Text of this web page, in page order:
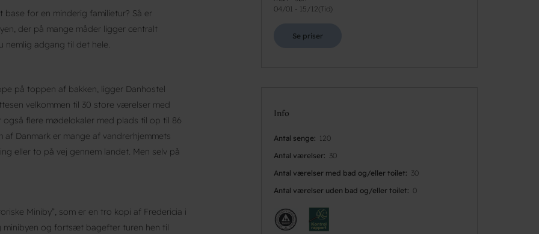
for en minderig familietur? Så er
der på mange måder ligger centralt
adgang til det hele.
på toppen af bakken, ligger Danhostel
velkommen til 30 store værelser med
flere mødelokaler med plads til op til 86
Danmark er mange af vandrerhjemmets
eller to på vej gennem landet. Men selv på
Miniby”, som er en tro kopi af Fredericia i
minibyen og fortsæt bagefter turen hen til
04/01 - 15/12( Tid)
Se priser
Info
Antal senge
120
Antal værelser 30
Antal værelser med bad og/eller toilet
30
Antal værelser uden bad og/eller toilet
0